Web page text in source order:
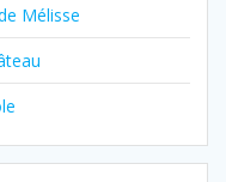
Mélisse